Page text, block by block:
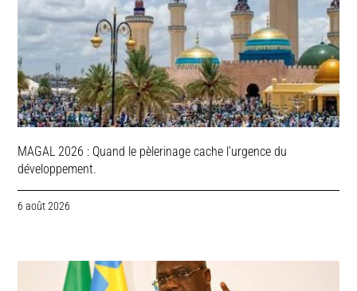
MAGAL 2026 : Quand le pèlerinage cache l’urgence du
développement.
6 août 2026